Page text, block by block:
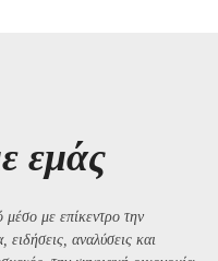
εμάς
με επίκεντρο την
ειδήσεις, αναλύσεις και